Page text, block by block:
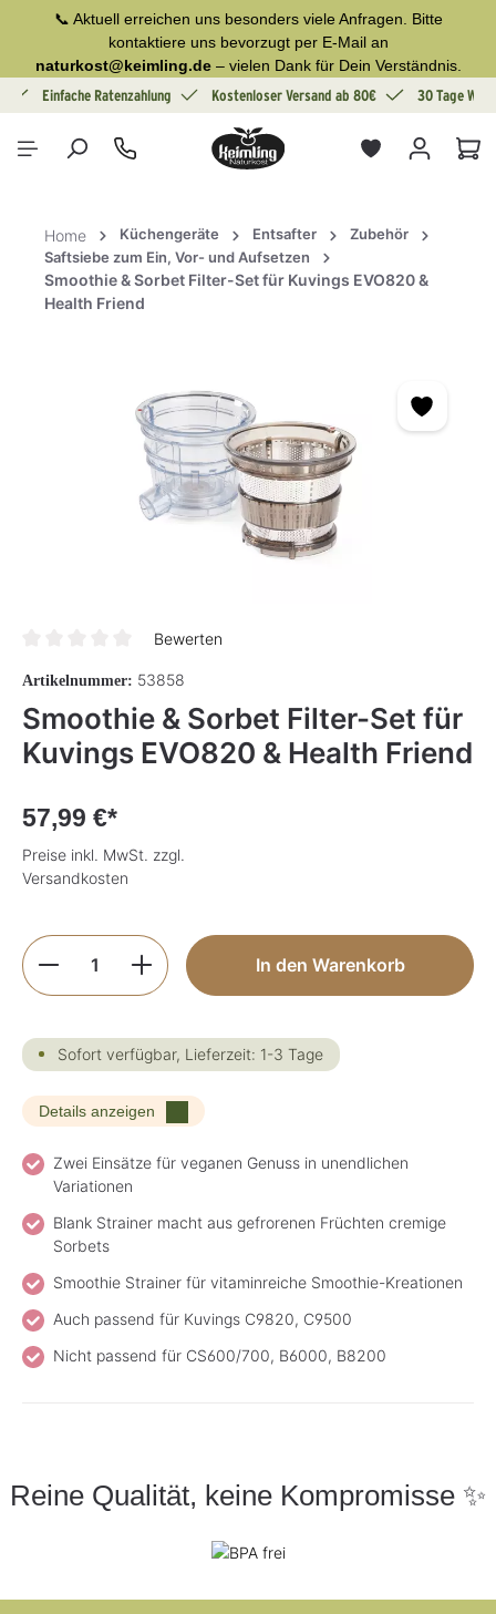
springen
📞 Aktuell erreichen uns besonders viele Anfragen. Bitte
kontaktiere uns bevorzugt per E-Mail an
naturkost@keimling.de– vielen Dank für Dein Verständnis.
Einfache Ratenzahlung Kostenloser Versand ab 80€ 30 Tage
Home Küchengeräte Entsafter
Zubehör
Saftsiebe zum Ein, Vor- und Aufsetzen
Smoothie & Sorbet Filter-Set für Kuvings EVO820 &
Health Friend
Bewerten
Artikelnummer: 53858
Smoothie & Sorbet Filter-Set für
Kuvings EVO820 & Health Friend
57,99 €*
Preise inkl. MwSt. zzgl.
Versandkosten
Produkt Anzahl: Gib den gewünschten
In den Warenkorb
Sofort verfügbar, Lieferzeit: 1-3 Tage
Details anzeigen
Zwei Einsätze für veganen Genuss in unendlichen
Variationen
Blank Strainer macht aus gefrorenen Früchten cremige
Sorbets
Smoothie Strainer für vitaminreiche Smoothie-Kreationen
Auch passend für Kuvings C9820, C9500
Nicht passend für CS600/700, B6000, B8200
Reine Qualität, keine Kompromisse ✨